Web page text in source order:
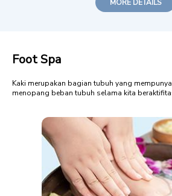
MORE DETAILS
Foot Spa
Kaki merupakan bagian tubuh yang
menopang beban tubuh selama kita
kebersihan dan kesehatan. ...